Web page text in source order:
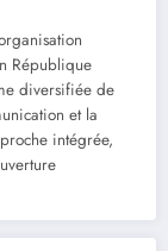
République
diversifiée de
et la
intégrée,